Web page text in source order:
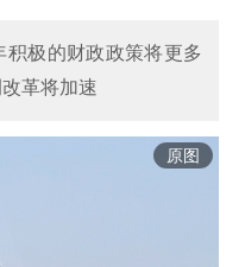
极的财政政策将更多
革将加速
原图